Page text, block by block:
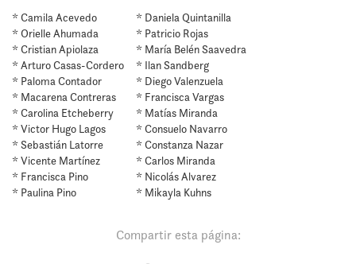
* Camila Acevedo
* Daniela Quintanilla
* Orielle Ahumada
* Patricio Rojas
* Cristian Apiolaza
* María Belén Saavedra
* Arturo Casas-Cordero
* Ilan Sandberg
* Paloma Contador
* Diego Valenzuela
* Macarena Contreras
* Francisca Vargas
* Carolina Etcheberry
* Matías Miranda
* Victor Hugo Lagos
* Consuelo Navarro
* Sebastián Latorre
* Constanza Nazar
* Vicente Martínez
* Carlos Miranda
* Francisca Pino
* Nicolás ​Alvarez
* Paulina Pino
* Mikayla Kuhns​
Compartir esta página: